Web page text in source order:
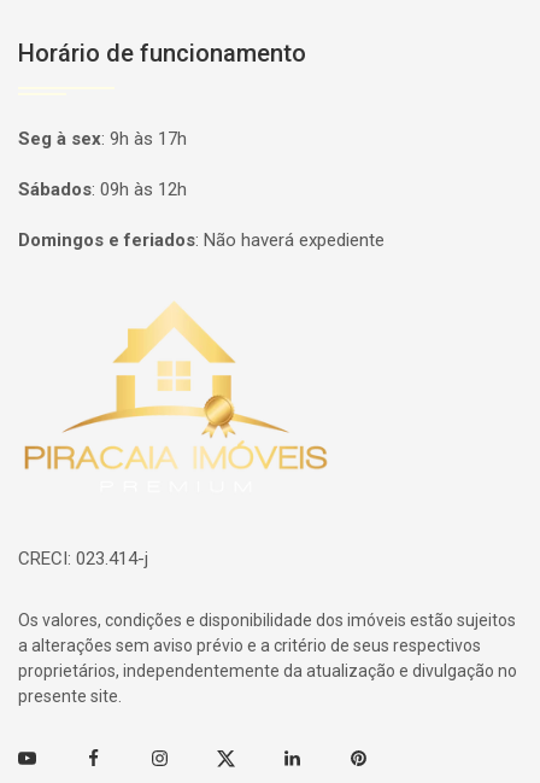
Horário de funcionamento
Seg à sex: 9h às 17h
Sábados: 09h às 12h
Domingos e feriados: Não haverá expediente
Página inicial
CRECI: 023.414-j
Os valores, condições e disponibilidade dos imóveis estão sujeitos
a alterações sem aviso prévio e a critério de seus respectivos
proprietários, independentemente da atualização e divulgação no
presente site.
Youtube FacebookInstagramTwitter Linkedin Pinterest